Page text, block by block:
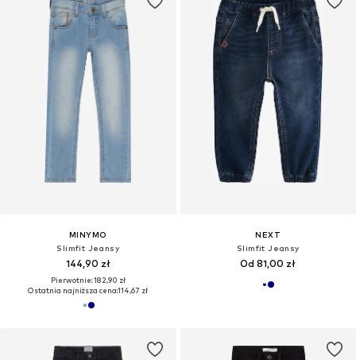
MINYMO
Slimfit Jeansy
144,90 zł
Pierwotnie: 182,90 zł
Ostatnia najniższa cena:114,67 zł
NEXT
Slimfit Jeansy
Od 81,00 zł